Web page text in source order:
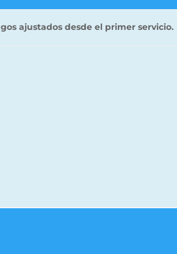
ajustados desde el primer servicio.